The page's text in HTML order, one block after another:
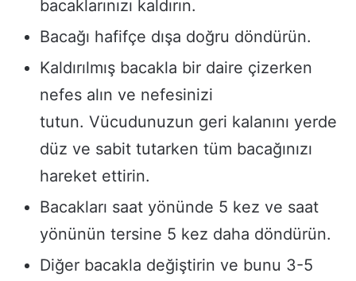
bacaklarınızı kaldırın.
Bacağı hafifçe dışa doğru döndürün.
Kaldırılmış bacakla bir daire çizerken
nefes alın ve nefesinizi
tutun. Vücudunuzun geri kalanını yerde
düz ve sabit tutarken tüm bacağınızı
hareket ettirin.
Bacakları saat yönünde 5 kez ve saat
yönünün tersine 5 kez daha döndürün.
Diğer bacakla değiştirin ve bunu 3-5